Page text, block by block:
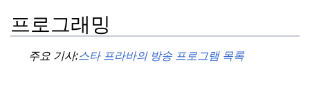
프로그래밍
주요 기사:스타 프라바의 방송 프로그램 목록